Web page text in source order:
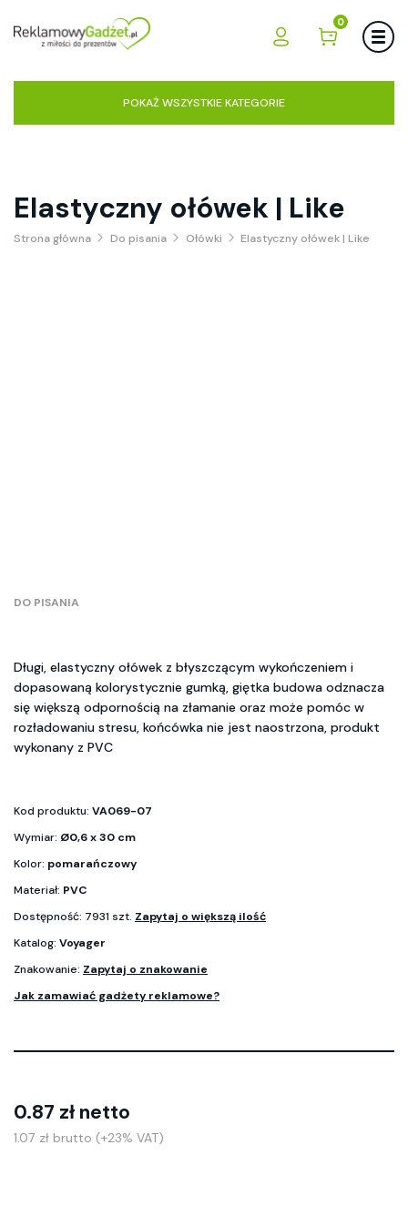
0
POKAŻ WSZYSTKIE KATEGORIE
Elastyczny ołówek | Like
Strona główna Do pisania Ołówki Elastyczny ołówek | Like
DO PISANIA
Długi, elastyczny ołówek z błyszczącym wykończeniem i
dopasowaną kolorystycznie gumką, giętka budowa odznacza
się większą odpornością na złamanie oraz może pomóc w
rozładowaniu stresu, końcówka nie jest naostrzona, produkt
wykonany z PVC
Kod produktu: VA069-07
Wymiar: Ø0,6 x 30 cm
Kolor: pomarańczowy
Materiał: PVC
Dostępność: 7931 szt. Zapytaj o większą ilość
Katalog: Voyager
Znakowanie: Zapytaj o znakowanie
Jak zamawiać gadżety reklamowe?
0.87 zł netto
1.07 zł brutto (+23% VAT)